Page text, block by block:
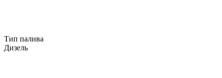
Тип палива
Дизель